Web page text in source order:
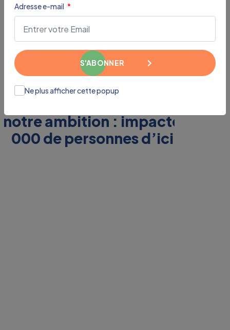
Adresse e-mail
S'ABONNER
Ne plus afficher cette popup
vers 1 Million
d'impacts
notre ambition : impacter 1 000
000 de personnes d’ici 2034.